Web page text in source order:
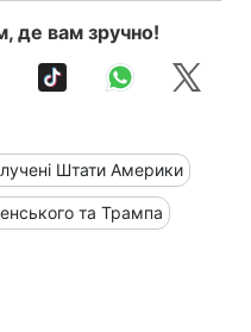
де вам зручно!
Штати Америки
та Трампа